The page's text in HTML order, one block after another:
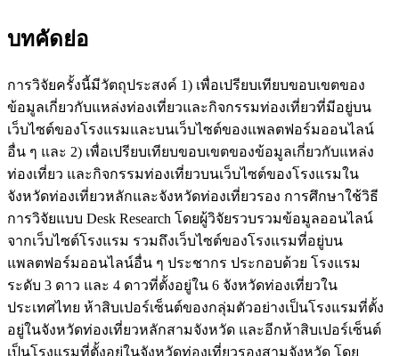
บทคัดย่อ
การวิจัยครั้งนี้มีวัตถุประสงค์ 1) เพื่อเปรียบเทียบขอบเขตของ
ข้อมูลเกี่ยวกับแหล่งท่องเที่ยวและกิจกรรมท่องเที่ยวที่มีอยู่บน
เว็บไซต์ของโรงแรมและบนเว็บไซต์ของแพลตฟอร์มออนไลน์
อื่น ๆ และ 2) เพื่อเปรียบเทียบขอบเขตของข้อมูลเกี่ยวกับแหล่ง
ท่องเที่ยว และกิจกรรมท่องเที่ยวบนเว็บไซต์ของโรงแรมใน
จังหวัดท่องเที่ยวหลักและจังหวัดท่องเที่ยวรอง การศึกษาใช้วิธี
การวิจัยแบบ Desk Research โดยผู้วิจัยรวบรวมข้อมูลออนไลน์
จากเว็บไซต์โรงแรม รวมถึงเว็บไซต์ของโรงแรมที่อยู่บน
แพลตฟอร์มออนไลน์อื่น ๆ ประชากร ประกอบด้วย โรงแรม
ระดับ 3 ดาว และ 4 ดาวที่ตั้งอยู่ใน 6 จังหวัดท่องเที่ยวใน
ประเทศไทย ห้าสิบเปอร์เซ็นต์ของกลุ่มตัวอย่างเป็นโรงแรมที่ตั้ง
อยู่ในจังหวัดท่องเที่ยวหลักสามจังหวัด และอีกห้าสิบเปอร์เซ็นต์
เป็นโรงแรมที่ตั้งอยู่ในจังหวัดท่องเที่ยวรองสามจังหวัด โดย